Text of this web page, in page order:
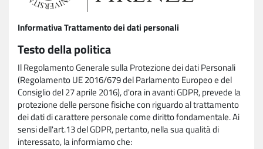
Informativa Trattamento dei dati personali
Testo della politica
Il Regolamento Generale sulla Protezione dei dati Personali
(Regolamento UE 2016/679 del Parlamento Europeo e del
Consiglio del 27 aprile 2016), d'ora in avanti GDPR, prevede la
protezione delle persone fisiche con riguardo al trattamento
dei dati di carattere personale come diritto fondamentale. Ai
sensi dell'art.13 del GDPR, pertanto, nella sua qualità di
interessato, la informiamo che: